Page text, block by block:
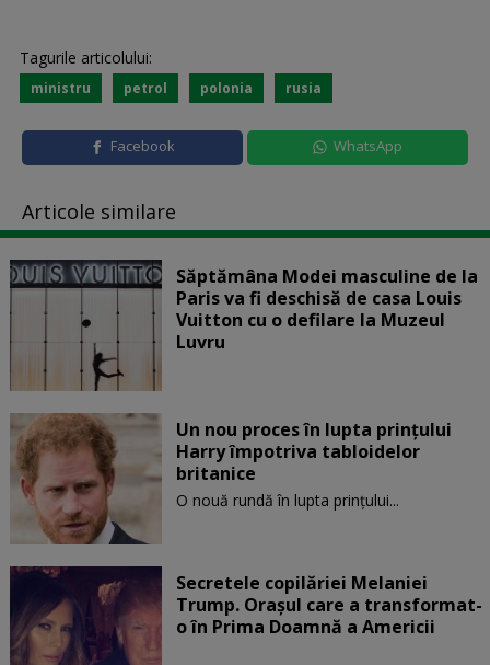
Tagurile articolului:
ministru petrol polonia rusia
Facebook WhatsApp
Articole similare
Săptămâna Modei masculine de la
Paris va fi deschisă de casa Louis
Vuitton cu o defilare la Muzeul
Luvru
Un nou proces în lupta prinţului
Harry împotriva tabloidelor
britanice
O nouă rundă în lupta prinţului...
Secretele copilăriei Melaniei
Trump. Orașul care a transformat-
o în Prima Doamnă a Americii